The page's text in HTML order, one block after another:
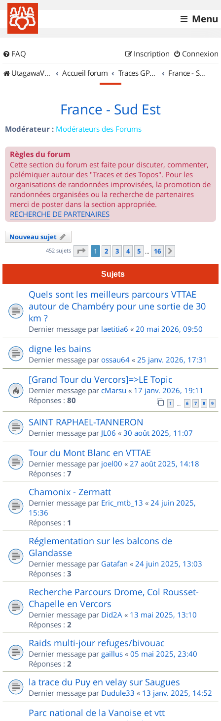
Menu
FAQ Connexion
Inscription
UtagawaVTT (Randos VTT et VTTAE avec traces GPS)
Accueil forum Traces GPS de randos VTT France - Sud Est
France - Sud Est
Modérateur : Modérateurs des Forums
Règles du forum
Cette section du forum est faite pour discuter, commenter,
polémiquer autour des "Traces et des Topos". Pour les
organisations de randonnées improvisées, la promotion de
randonnées organisées ou la recherche de partenaires
merci de poster dans la section appropriée.
RECHERCHE DE PARTENAIRES
Nouveau sujet
452 sujets Page 1sur
1 2 3 4 5 … 16
Sujets
Quels sont les meilleurs parcours VTTAE
autour de Chambéry pour une sortie de 30
km ?
Dernier message par laetitia6 « 20 mai 2026, 09:50
digne les bains
Dernier message par ossau64 « 25 janv. 2026, 17:31
[Grand Tour du Vercors]=>LE Topic
Dernier message par cMarsu « 17 janv. 2026, 19:11
Réponses : 80 1 … 6 7 8 9
SAINT RAPHAEL-TANNERON
Dernier message par JL06 « 30 août 2025, 11:07
Tour du Mont Blanc en VTTAE
Dernier message par joel00 « 27 août 2025, 14:18
Réponses : 7
Chamonix - Zermatt
Dernier message par Eric_mtb_13 « 24 juin 2025,
15:36
Réponses : 1
Réglementation sur les balcons de
Glandasse
Dernier message par Gatafan « 24 juin 2025, 13:03
Réponses : 3
Recherche Parcours Drome, Col Rousset-
Chapelle en Vercors
Dernier message par Did2A « 13 mai 2025, 13:10
Réponses : 2
Raids multi-jour refuges/bivouac
Dernier message par gaillus « 05 mai 2025, 23:40
Réponses : 2
la trace du Puy en velay sur Saugues
Dernier message par Dudule33 « 13 janv. 2025, 14:52
Parc national de la Vanoise et vtt